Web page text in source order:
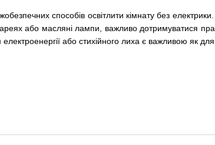
способів освітлити кімнату без
або масляні лампи, важливо дотримуватися
або стихійного лиха є важливою як